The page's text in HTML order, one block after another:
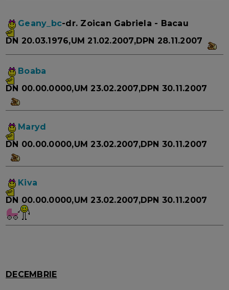
Geany_bc-dr. Zoican Gabriela - Bacau
DN 20.03.1976,UM 21.02.2007,DPN 28.11.2007
Boaba
DN 00.00.0000,UM 23.02.2007,DPN 30.11.2007
Maryd
DN 00.00.0000,UM 23.02.2007,DPN 30.11.2007
Kiva
DN 00.00.0000,UM 23.02.2007,DPN 30.11.2007
DECEMBRIE